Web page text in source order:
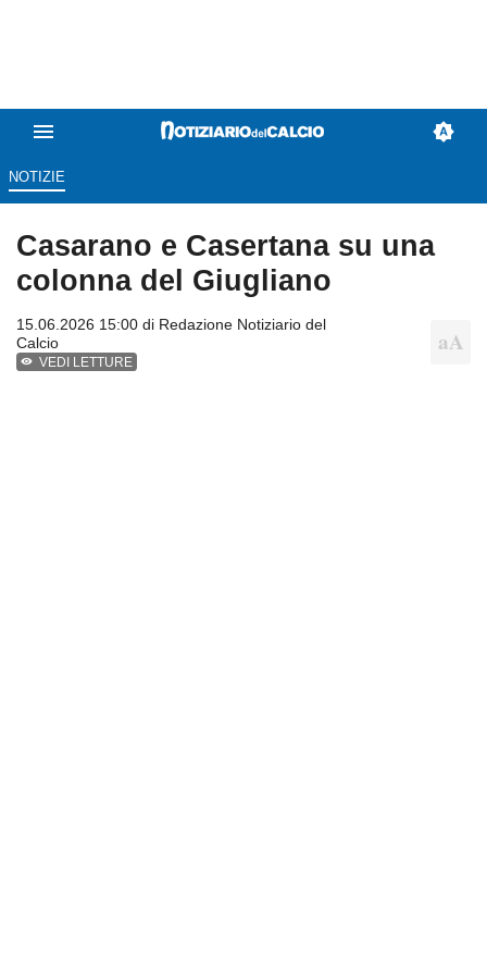
NOTIZIE
Casarano e Casertana su una
colonna del Giugliano
15.06.2026 15:00 di Redazione Notiziario del
Calcio
VEDI LETTURE